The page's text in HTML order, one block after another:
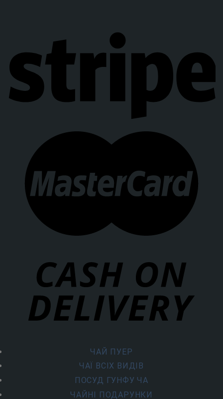
ЧАЙ ПУЕР
ЧАЇ ВСІХ ВИДІВ
ПОСУД ГУНФУ ЧА
ЧАЙНІ ПОДАРУНКИ